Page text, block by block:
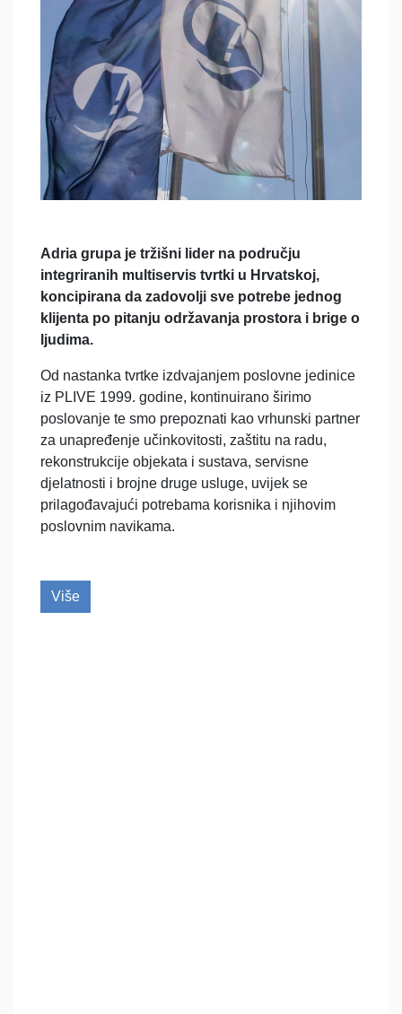
Adria grupa je tržišni lider na području
integriranih multiservis tvrtki u Hrvatskoj,
koncipirana da zadovolji sve potrebe jednog
klijenta po pitanju održavanja prostora i brige o
ljudima.
Od nastanka tvrtke izdvajanjem poslovne jedinice
iz PLIVE 1999. godine, kontinuirano širimo
poslovanje te smo prepoznati kao vrhunski partner
za unapređenje učinkovitosti, zaštitu na radu,
rekonstrukcije objekata i sustava, servisne
djelatnosti i brojne druge usluge, uvijek se
prilagođavajući potrebama korisnika i njihovim
poslovnim navikama.
Više